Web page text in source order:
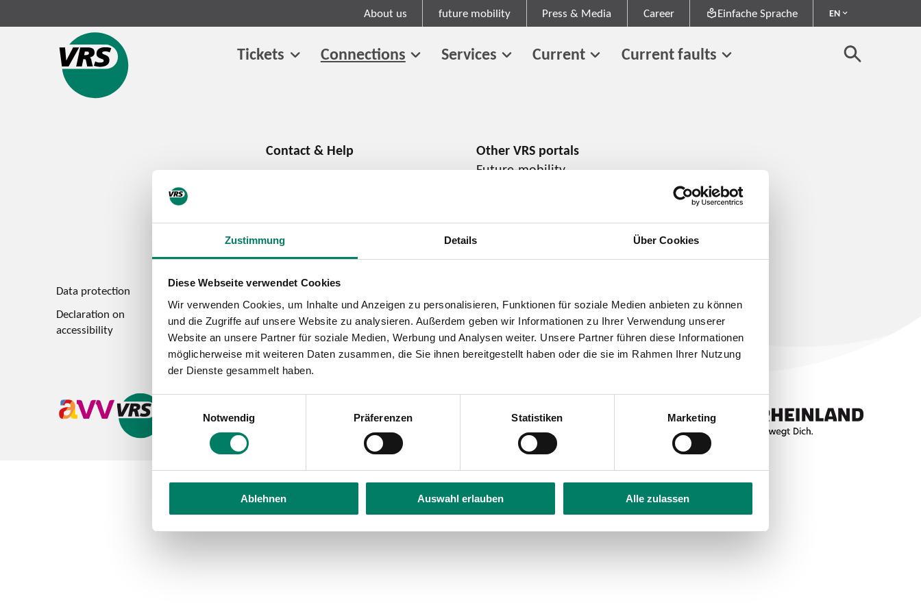
Zustimmung Details Über Cookies
Diese Webseite verwendet Cookies
Wir verwenden Cookies, um Inhalte und Anzeigen zu personalisieren, Funktionen für soziale Medien anbieten zu können
und die Zugriffe auf unsere Website zu analysieren. Außerdem geben wir Informationen zu Ihrer Verwendung unserer
Website an unsere Partner für soziale Medien, Werbung und Analysen weiter. Unsere Partner führen diese Informationen
möglicherweise mit weiteren Daten zusammen, die Sie ihnen bereitgestellt haben oder die sie im Rahmen Ihrer Nutzung
der Dienste gesammelt haben.
Einwilligungsauswahl
Notwendig
Präferenzen Statistiken Marketing
Ablehnen Auswahl erlauben Alle zulassen
About us future mobility Press & Media Career Einfache Sprache EN
Tickets Connections Services Current Current faults
Future-mobility
Career
Data protection Imprint
Declaration on
accessibility
Feedback on accessibility